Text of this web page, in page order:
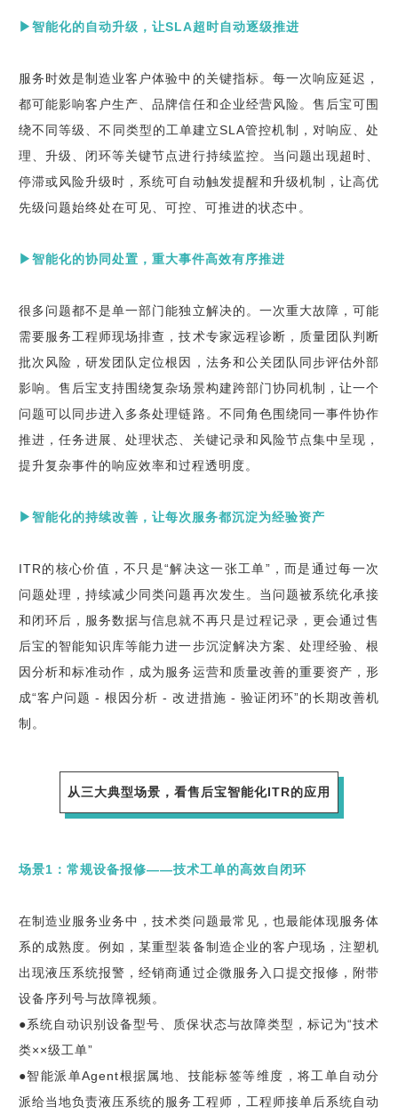
▶智能化的自动升级，让SLA超时自动逐级推进
服务时效是制造业客户体验中的关键指标。每一次响应延迟，
都可能影响客户生产、品牌信任和企业经营风险。售后宝可围
绕不同等级、不同类型的工单建立SLA管控机制，对响应、处
理、升级、闭环等关键节点进行持续监控。当问题出现超时、
停滞或风险升级时，系统可自动触发提醒和升级机制，让高优
先级问题始终处在可见、可控、可推进的状态中。
▶智能化的协同处置，重大事件高效有序推进
很多问题都不是单一部门能独立解决的。一次重大故障，可能
需要服务工程师现场排查，技术专家远程诊断，质量团队判断
批次风险，研发团队定位根因，法务和公关团队同步评估外部
影响。售后宝支持围绕复杂场景构建跨部门协同机制，让一个
问题可以同步进入多条处理链路。不同角色围绕同一事件协作
推进，任务进展、处理状态、关键记录和风险节点集中呈现，
提升复杂事件的响应效率和过程透明度。
▶智能化的持续改善，让每次服务都沉淀为经验资产
ITR的核心价值，不只是“解决这一张工单”，而是通过每一次
问题处理，持续减少同类问题再次发生。当问题被系统化承接
和闭环后，服务数据与信息就不再只是过程记录，更会通过售
后宝的智能知识库等能力进一步沉淀解决方案、处理经验、根
因分析和标准动作，成为服务运营和质量改善的重要资产，形
成“客户问题 - 根因分析 - 改进措施 - 验证闭环”的长期改善机
制。
从三大典型场景，看售后宝智能化ITR的应用
场景1：常规设备报修——技术工单的高效自闭环
在制造业服务业务中，技术类问题最常见，也最能体现服务体
系的成熟度。例如，某重型装备制造企业的客户现场，注塑机
出现液压系统报警，经销商通过企微服务入口提交报修，附带
设备序列号与故障视频。
●系统自动识别设备型号、质保状态与故障类型，标记为“技术
类××级工单”
●智能派单Agent根据属地、技能标签等维度，将工单自动分
派给当地负责液压系统的服务工程师，工程师接单后系统自动